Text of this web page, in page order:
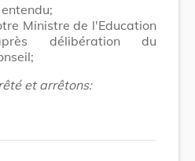
Ministre de l'Education
délibération du
et arrêtons: